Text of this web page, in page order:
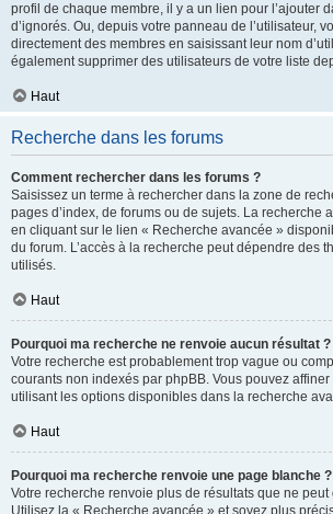
profil de chaque membre, il y a un lien pour l’ajouter
d’ignorés. Ou, depuis votre panneau de l’utilisateur,
directement des membres en saisissant leur nom
également supprimer des utilisateurs de votre liste
Haut
Recherche dans les forums
Comment rechercher dans les forums ?
Saisissez un terme à rechercher dans la zone de
pages d’index, de forums ou de sujets. La recherche
en cliquant sur le lien « Recherche avancée »
du forum. L’accès à la recherche peut dépendre des
utilisés.
Haut
Pourquoi ma recherche ne renvoie aucun résultat ?
Votre recherche est probablement trop vague ou
courants non indexés par phpBB. Vous pouvez
utilisant les options disponibles dans la recherche
Haut
Pourquoi ma recherche renvoie une page blanche
Votre recherche renvoie plus de résultats que ne
Utilisez la « Recherche avancée » et soyez plus